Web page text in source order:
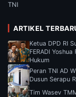
TNI
ARTIKEL
Ketua DPD RI
FERADI
Hukum
Peran TNI AD
Dusun Serapu
Tim Wasev